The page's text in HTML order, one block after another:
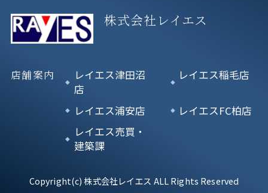
株式会社レイエス
店舗案内
レイエス津田沼
店
レイエス稲毛店
レイエス浦安店
レイエスFC柏店
レイエス売買・
建築課
Copyright(c) 株式会社レイエス ALL Rights Reserved